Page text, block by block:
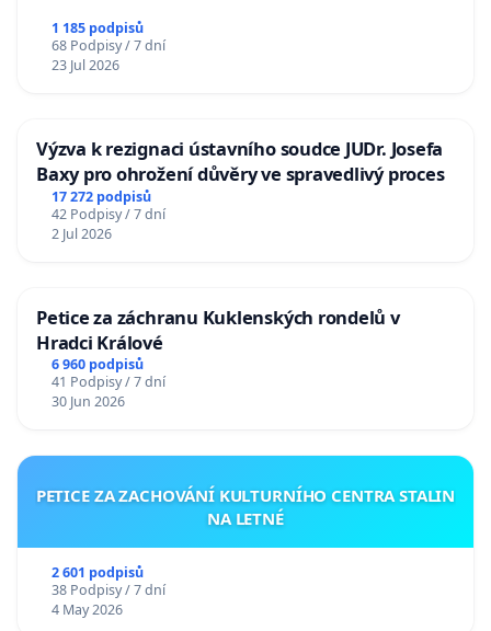
1 185 podpisů
68 Podpisy / 7 dní
23 Jul 2026
Výzva k rezignaci ústavního soudce JUDr. Josefa
Baxy pro ohrožení důvěry ve spravedlivý proces
17 272 podpisů
42 Podpisy / 7 dní
2 Jul 2026
Petice za záchranu Kuklenských rondelů v
Hradci Králové
6 960 podpisů
41 Podpisy / 7 dní
30 Jun 2026
PETICE ZA ZACHOVÁNÍ KULTURNÍHO CENTRA STALIN
NA LETNÉ
2 601 podpisů
38 Podpisy / 7 dní
4 May 2026